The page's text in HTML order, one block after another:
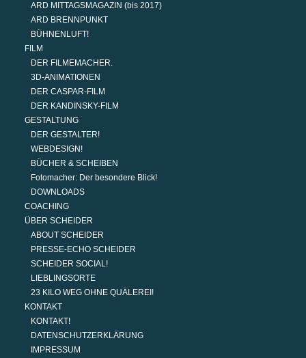
ARD MITTAGSMAGAZIN (bis 2017)
ARD BRENNPUNKT
BÜHNENLUFT!
FILM
DER FILMEMACHER.
3D-ANIMATIONEN
DER CASPAR-FILM
DER KANDINSKY-FILM
GESTALTUNG
DER GESTALTER!
WEBDESIGN!
BÜCHER & SCHEIBEN
Fotomacher: Der besondere Blick!
DOWNLOADS
COACHING
ÜBER SCHEIDER
ABOUT SCHEIDER
PRESSE-ECHO SCHEIDER
SCHEIDER SOCIAL!
LIEBLINGSORTE
23 KILO WEG OHNE QUÄLEREI!
KONTAKT
KONTAKT!
DATENSCHUTZERKLÄRUNG
IMPRESSUM